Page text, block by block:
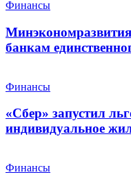
Финансы
банкам
Финансы
«Сбер» запустил
индивидуальное
Финансы